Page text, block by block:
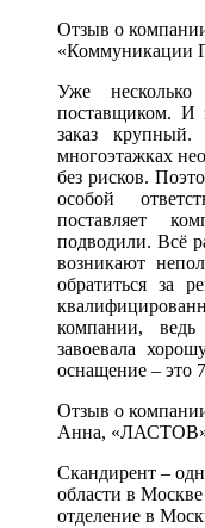
Отзыв о
«Коммуникации
Уже
поставщиком. И
заказ
многоэтажках
без рисков.
особой
поставляет
подводили. Всё
возникают
обратиться за
компании,
завоевала
оснащение – это
Отзыв о
Анна,
Скандирент –
области в
отделение в